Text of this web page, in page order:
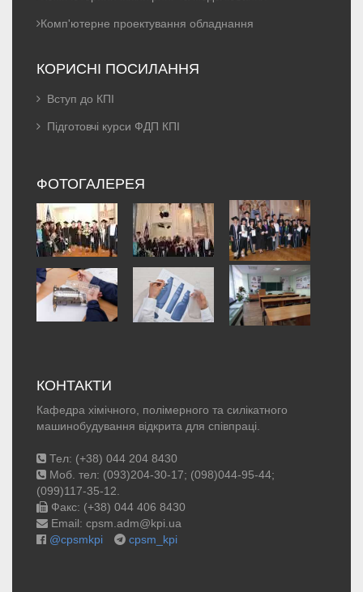
Комп'ютерне проектування обладнання
КОРИСНІ ПОСИЛАННЯ
Вступ до КПІ
Підготовчі курси ФДП КПІ
ФОТОГАЛЕРЕЯ
КОНТАКТИ
Кафедра хімічного, полімерного та силікатного
машинобудування відкрита для співпраці.
Тел: (+38) 044 204 8430
Моб. тел: (093)204-30-17; (098)044-95-44;
(099)117-35-12.
Факс: (+38) 044 406 8430
Email: cpsm.adm@kpi.ua
@cpsmkpi
cpsm_kpi